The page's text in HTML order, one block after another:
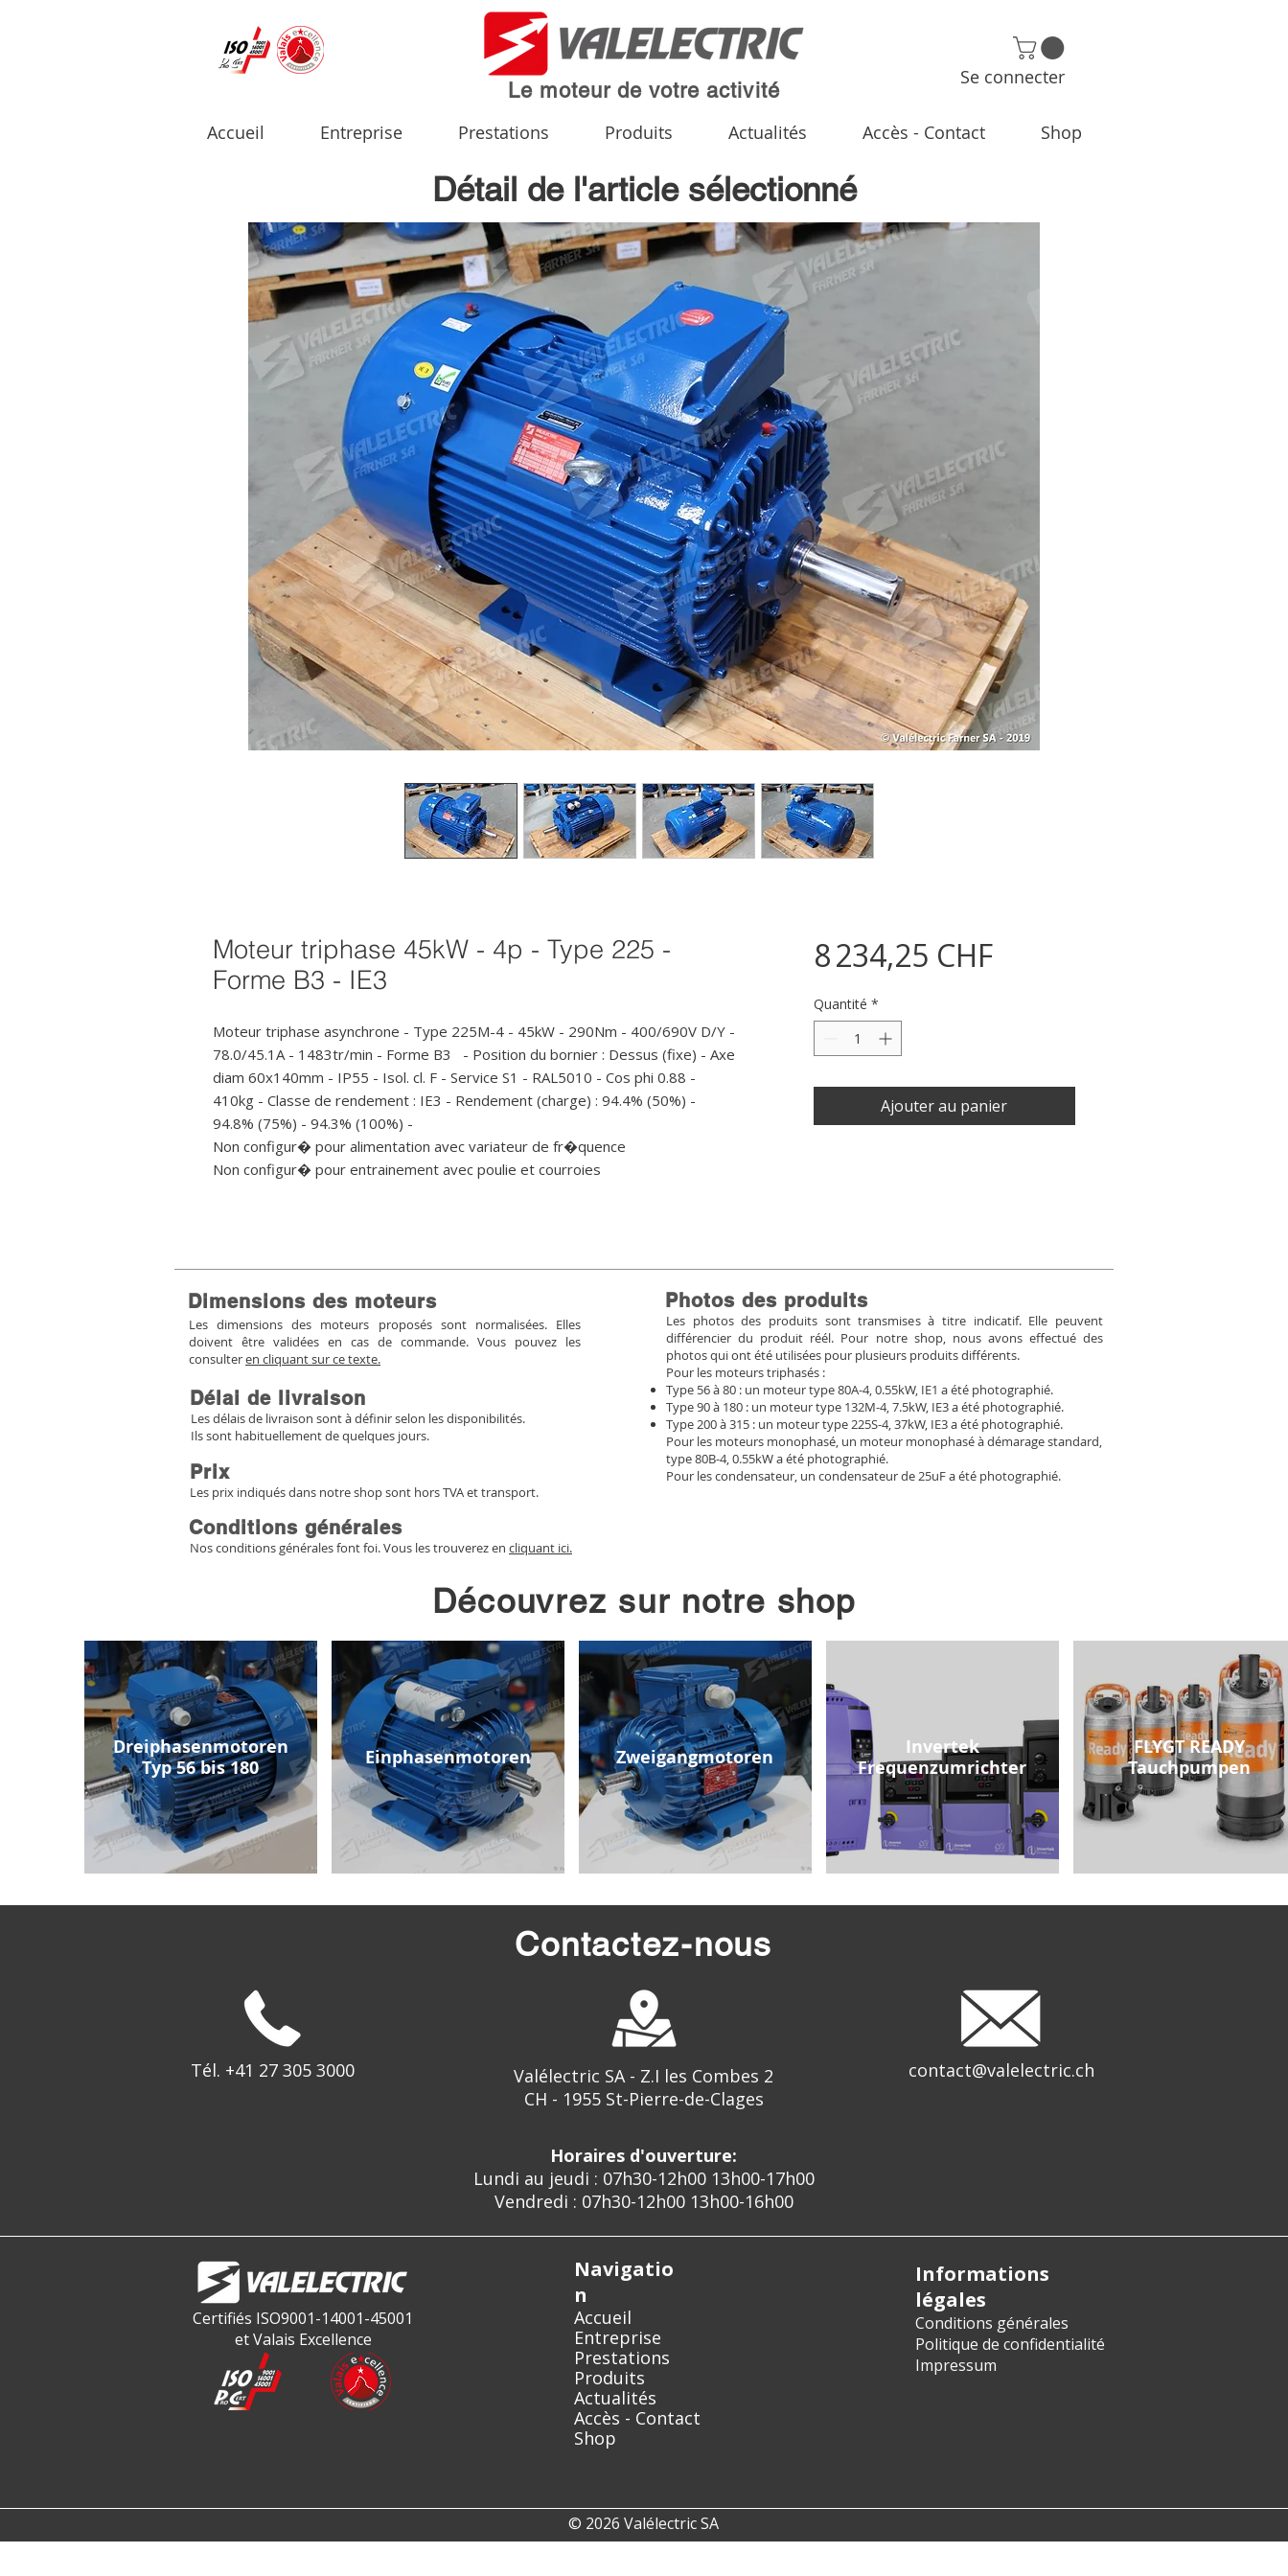
Le moteur de votre activité
Se connecter
Accueil Entreprise Prestations Produits Actualités Accès - Contact Shop
Détail de l'article sélectionné
Moteur triphase 45kW - 4p - Type 225 -
Forme B3 - IE3
Moteur triphase asynchrone - Type 225M-4 - 45kW - 290Nm - 400/690V D/Y -
78.0/45.1A - 1483tr/min - Forme B3   - Position du bornier : Dessus (fixe) - Axe
diam 60x140mm - IP55 - Isol. cl. F - Service S1 - RAL5010 - Cos phi 0.88 -
410kg - Classe de rendement : IE3 - Rendement (charge) : 94.4% (50%) -
94.8% (75%) - 94.3% (100%) -
Non configur� pour alimentation avec variateur de fr�quence
Non configur� pour entrainement avec poulie et courroies
8 234,25 CHFPrix
Quantité *
Ajouter au panier
Dimensions des moteurs
Les dimensions des moteurs proposés sont normalisées. Elles
doivent être validées en cas de commande. Vous pouvez les
consulteren cliquant sur ce texte.
Délai de livraison
Les délais de livraison sont à définir selon les disponibilités.
Ils sont habituellement de quelques jours.
Prix
Les prix indiqués dans notre shop sont hors TVA et transport.
Conditions générales
Nos conditions générales font foi. Vous les trouverez en cliquant ici.
Photos des produits
Les photos des produits sont transmises à titre indicatif. Elle peuvent
différencier du produit réél. Pour notre shop, nous avons effectué des
photos qui ont été utilisées pour plusieurs produits différents.
Pour les moteurs triphasés :
Type 56 à 80 : un moteur type 80A-4, 0.55kW, IE1 a été photographié.
Type 90 à 180 : un moteur type 132M-4, 7.5kW, IE3 a été photographié.
Type 200 à 315 : un moteur type 225S-4, 37kW, IE3 a été photographié.
Pour les moteurs monophasé, un moteur monophasé à démarage standard,
type 80B-4, 0.55kW a été photographié.
Pour les condensateur, un condensateur de 25uF a été photographié.
Découvrez sur notre shop
Dreiphasenmotoren
Typ 56 bis 180
Einphasenmotoren Zweigangmotoren
Invertek
Frequenzumrichter
FLYGT READY
Tauchpumpen
Contactez-nous
Tél. +41 27 305 3000
Valélectric SA - Z.I les Combes 2
CH - 1955 St-Pierre-de-Clages
contact@valelectric.ch
Horaires d'ouverture:
Lundi au jeudi : 07h30-12h00 13h00-17h00
Vendredi : 07h30-12h00 13h00-16h00
Certifiés ISO9001-14001-45001
et Valais Excellence
Navigatio
n
Accueil
Entreprise
Prestations
Produits
Actualités
Accès - Contact
Shop
Informations
légales
Conditions générales
Politique de confidentialité
Impressum
© 2026 Valélectric SA